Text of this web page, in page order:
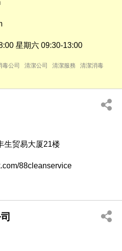
星期六 09:30-13:00
毒公司 清潔公司 清潔服務
清潔消毒
生贸易大厦21楼
88cleanservice